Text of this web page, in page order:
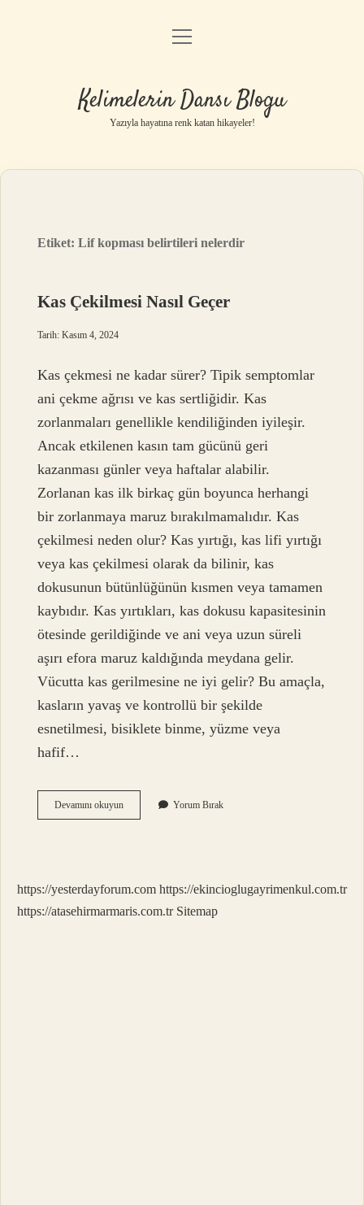
Anasayfa
Yasal Uyarı
menüyü
Kelimelerin Dansı Blogu
Yazıyla hayatına renk katan hikayeler!
Etiket:Lif kopması belirtileri nelerdir
Kas Çekilmesi Nasıl Geçer
Tarih: Kasım 4, 2024
Kas çekmesi ne kadar sürer? Tipik semptomlar
ani çekme ağrısı ve kas sertliğidir. Kas
zorlanmaları genellikle kendiliğinden iyileşir.
Ancak etkilenen kasın tam gücünü geri
kazanması günler veya haftalar alabilir.
Zorlanan kas ilk birkaç gün boyunca herhangi
bir zorlanmaya maruz bırakılmamalıdır. Kas
çekilmesi neden olur? Kas yırtığı, kas lifi yırtığı
veya kas çekilmesi olarak da bilinir, kas
dokusunun bütünlüğünün kısmen veya tamamen
kaybıdır. Kas yırtıkları, kas dokusu kapasitesinin
ötesinde gerildiğinde ve ani veya uzun süreli
aşırı efora maruz kaldığında meydana gelir.
Vücutta kas gerilmesine ne iyi gelir? Bu amaçla,
kasların yavaş ve kontrollü bir şekilde
esnetilmesi, bisiklete binme, yüzme veya
hafif…
Devamını okuyunKas
Çekilmesi
Yorum Bırak
https://yesterdayforum.com https://ekincioglugayrimenkul.com.tr
https://atasehirmarmaris.com.tr Sitemap